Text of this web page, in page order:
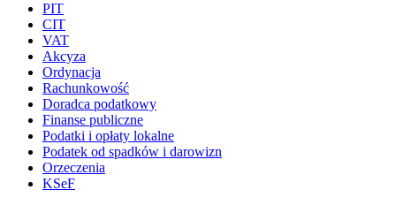
PIT
CIT
VAT
Akcyza
Ordynacja
Rachunkowość
Doradca podatkowy
Finanse publiczne
Podatki i opłaty lokalne
Podatek od spadków i darowizn
Orzeczenia
KSeF